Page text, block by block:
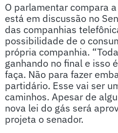
O parlamentar compara
está em discussão no
das companhias
possibilidade de o
própria companhia.
ganhando no final e isso
faça. Não para fazer
partidário. Esse vai ser
caminhos. Apesar de
nova lei do gás será
projeta o senador.